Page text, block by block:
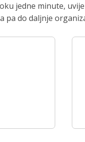
jedne minute,
do daljnje